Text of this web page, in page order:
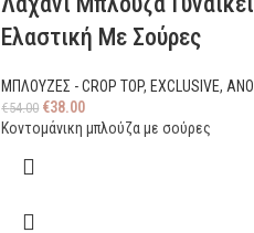
Ελαστική Με Σούρες
ΜΠΛΟΥΖΕΣ - CROP TOP, EXCLUSIVE,
€54.00 €38.00
Κοντομάνικη μπλούζα με σούρες